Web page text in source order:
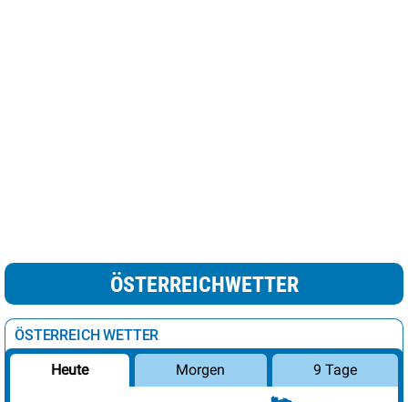
ÖSTERREICHWETTER
ÖSTERREICH WETTER
Heute Morgen 9 Tage